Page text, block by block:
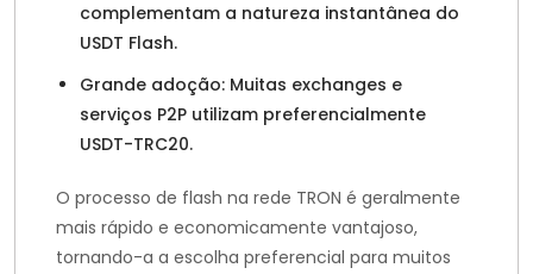
complementam a natureza instantânea do
USDT Flash.
Grande adoção: Muitas exchanges e
serviços P2P utilizam preferencialmente
USDT-TRC20.
O processo de flash na rede TRON é geralmente
mais rápido e economicamente vantajoso,
tornando-a a escolha preferencial para muitos